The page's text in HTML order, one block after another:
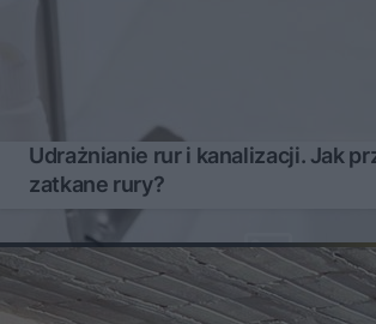
Udrażnianie rur i kanalizacji. Jak
zatkane rury?